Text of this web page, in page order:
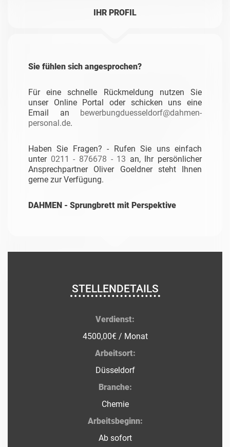
IHR PROFIL
Sie fühlen sich angesprochen?
Für eine schnelle Rückmeldung nutzen Sie
unser Online Portal oder schicken uns eine
Email an bewerbungduesseldorf@dahmen-
personal.de.
Haben Sie Fragen? - Rufen Sie uns einfach
unter 0211 - 876678 - 13 an, Ihr persönlicher
Ansprechpartner Oliver Goeldner steht Ihnen
gerne zur Verfügung.
DAHMEN - Sprungbrett mit Perspektive
STELLENDETAILS
Verdienst:
4500,00€ / Monat
Arbeitsort:
Düsseldorf
Branche:
Chemie
Arbeitsbeginn:
Ab sofort